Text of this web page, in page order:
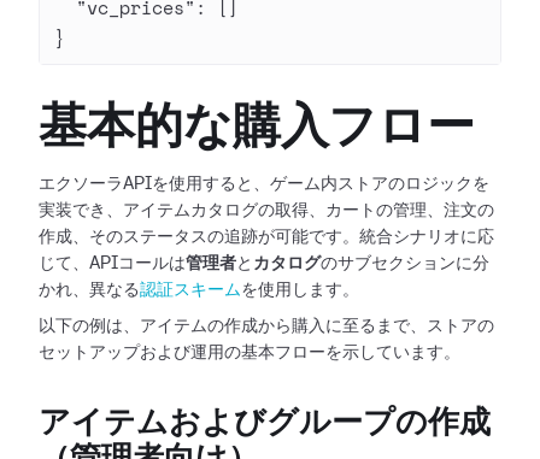
  "vc_prices"
: []
}
基本的な購入フロー
エクソーラAPIを使用すると、ゲーム内ストアのロジックを
実装でき、アイテムカタログの取得、カートの管理、注文の
作成、そのステータスの追跡が可能です。統合シナリオに応
じて、APIコールは管理者と カタログのサブセクションに分
かれ、異なる認証スキームを使用します。
以下の例は、アイテムの作成から購入に至るまで、ストアの
セットアップおよび運用の基本フローを示しています。
アイテムおよびグループの作成